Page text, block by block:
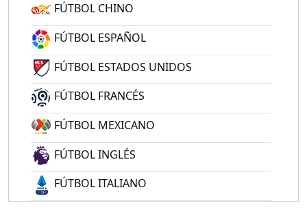
FÚTBOL CHINO
FÚTBOL ESPAÑOL
FÚTBOL ESTADOS UNIDOS
FÚTBOL FRANCÉS
FÚTBOL MEXICANO
FÚTBOL INGLÉS
FÚTBOL ITALIANO